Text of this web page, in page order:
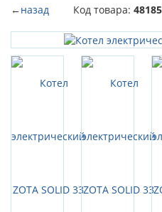
←назад Код товара: 48185